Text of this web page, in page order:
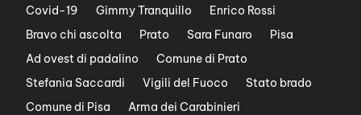
Covid-19
Gimmy Tranquillo
Enrico Rossi
Bravo chi ascolta
Prato Sara Funaro
Pisa
Ad ovest di padalino
Comune di Prato
Stefania Saccardi
Vigili del Fuoco
Stato brado
Comune di Pisa
Arma dei Carabinieri